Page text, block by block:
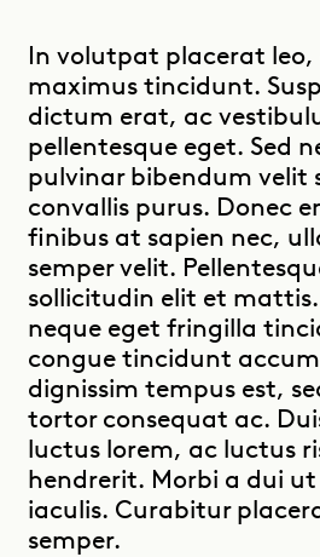
In volutpat placerat
maximus tincidunt.
dictum erat, ac
pellentesque eget. Sed
pulvinar bibendum velit
convallis purus. Donec
finibus at sapien nec,
semper velit.
sollicitudin elit et
neque eget fringilla
congue tincidunt
dignissim tempus est,
tortor consequat ac.
luctus lorem, ac luctus
hendrerit. Morbi a dui
iaculis. Curabitur
semper.